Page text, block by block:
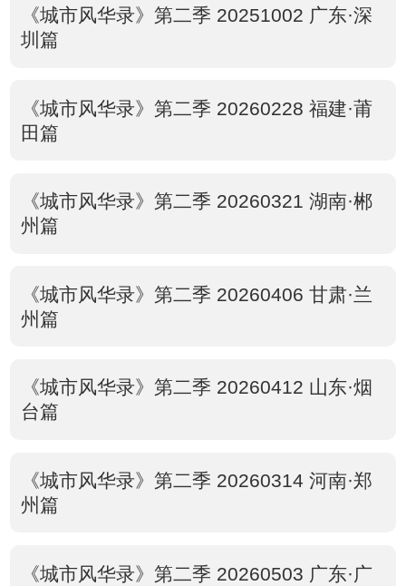
《城市风华录》第二季 20251002 广东·深
圳篇
《城市风华录》第二季 20260228 福建·莆
田篇
《城市风华录》第二季 20260321 湖南·郴
州篇
《城市风华录》第二季 20260406 甘肃·兰
州篇
《城市风华录》第二季 20260412 山东·烟
台篇
《城市风华录》第二季 20260314 河南·郑
州篇
《城市风华录》第二季 20260503 广东·广